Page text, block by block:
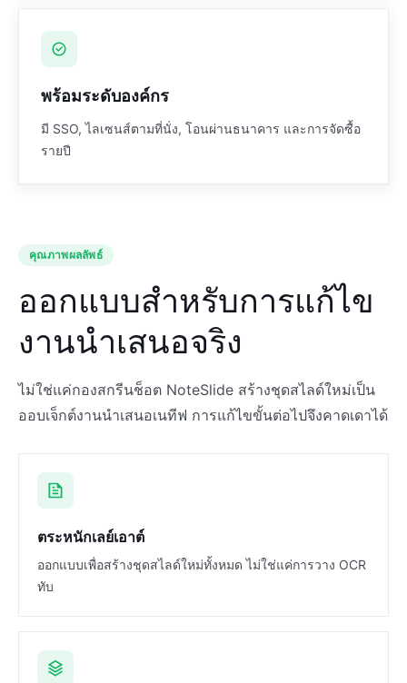
พร้อมระดับองค์กร
มี SSO, ไลเซนส์ตามที่นั่ง, โอนผ่านธนาคาร และการจัดซื้อ
รายปี
คุณภาพผลลัพธ์
ออกแบบสำหรับการแก้ไข
งานนำเสนอจริง
ไม่ใช่แค่กองสกรีนช็อต NoteSlide สร้างชุดสไลด์ใหม่เป็น
ออบเจ็กต์งานนำเสนอเนทีฟ การแก้ไขขั้นต่อไปจึงคาดเดาได้
ตระหนักเลย์เอาต์
ออกแบบเพื่อสร้างชุดสไลด์ใหม่ทั้งหมด ไม่ใช่แค่การวาง OCR
ทับ